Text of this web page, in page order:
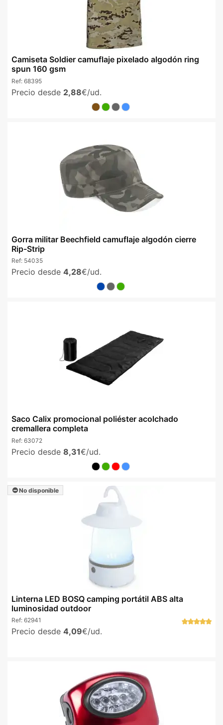
Camiseta Soldier camuflaje pixelado algodón ring
spun 160 gsm
Ref: 68395
Precio desde 2,88€/ud.
Gorra militar Beechfield camuflaje algodón cierre
Rip-Strip
Ref: 54035
Precio desde 4,28€/ud.
Saco Calix promocional poliéster acolchado
cremallera completa
Ref: 63072
Precio desde 8,31€/ud.
No disponible
Linterna LED BOSQ camping portátil ABS alta
luminosidad outdoor
Ref: 62941
Precio desde 4,09€/ud.